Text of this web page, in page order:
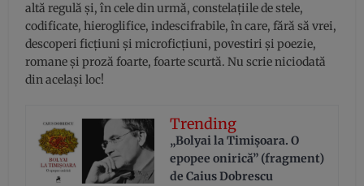
altă regulă și, în cele din urmă, constelațiile de stele,
codificate, hieroglifice, indescifrabile, în care, fără să vrei,
descoperi ficțiuni și microficțiuni, povestiri și poezie,
romane și proză foarte, foarte scurtă. Nu scrie niciodată
din același loc!
Trending
„Bolyai la Timișoara. O
epopee onirică” (fragment)
de Caius Dobrescu